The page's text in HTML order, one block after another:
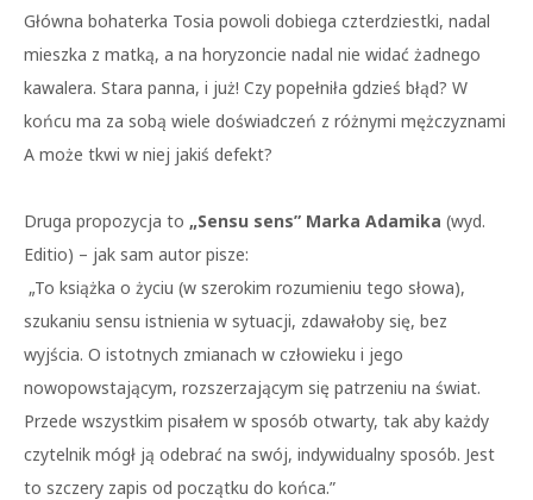
Główna bohaterka Tosia powoli dobiega czterdziestki, nadal
mieszka z matką, a na horyzoncie nadal nie widać żadnego
kawalera. Stara panna, i już! Czy popełniła gdzieś błąd? W
końcu ma za sobą wiele doświadczeń z różnymi mężczyznami
A może tkwi w niej jakiś defekt?
Druga propozycja to „Sensu sens” Marka Adamika (wyd.
Editio) – jak sam autor pisze:
„To książka o życiu (w szerokim rozumieniu tego słowa),
szukaniu sensu istnienia w sytuacji, zdawałoby się, bez
wyjścia. O istotnych zmianach w człowieku i jego
nowopowstającym, rozszerzającym się patrzeniu na świat.
Przede wszystkim pisałem w sposób otwarty, tak aby każdy
czytelnik mógł ją odebrać na swój, indywidualny sposób. Jest
to szczery zapis od początku do końca.”